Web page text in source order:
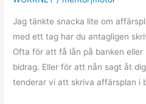
Jag tänkte snacka lite om
med ett tag har du antagligen
Ofta för att få lån på banken
bidrag. Eller för att nån sagt åt
tenderar vi att skriva affärsplan i